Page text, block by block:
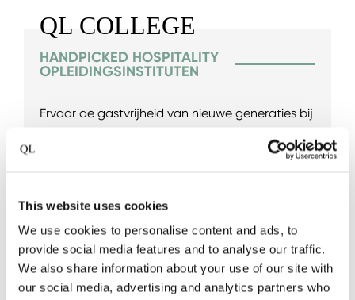
This website uses cookies
We use cookies to personalise content and ads, to
provide social media features and to analyse our traffic.
We also share information about your use of our site with
our social media, advertising and analytics partners who
QL COLLEGE
HANDPICKED HOSPITALITY
OPLEIDINGSINSTITUTEN
Ervaar de gastvrijheid van nieuwe generaties bij
met enkele van de beste Europese hospitality
leshotel om jong hospitality talent de kans te
geven hun passie in de praktijk te brengen.
Echte gastvrijheid hangt af van het ontwikkelen
en stimuleren van professionele vaardigheden
en talent, en Quality Lodgings streeft ernaar dit